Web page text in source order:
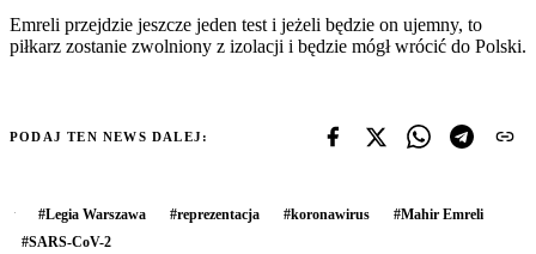
Emreli przejdzie jeszcze jeden test i jeżeli będzie on ujemny, to
piłkarz zostanie zwolniony z izolacji i będzie mógł wrócić do Polski.
PODAJ TEN NEWS DALEJ:
#Legia Warszawa #reprezentacja #koronawirus #Mahir Emreli
#SARS-CoV-2